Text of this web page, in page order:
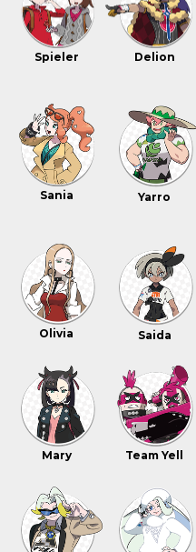
Spieler Delion
Sania Yarro
Olivia Saida
Mary Team Yell